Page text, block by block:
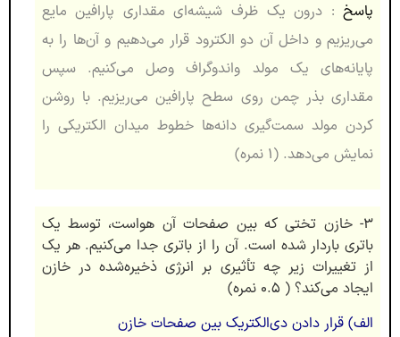
پاسخ: درون یک ظرف شیشه‌ای مقداری پارافین مایع
می‌ریزیم و داخل آن دو الکترود قرار می‌دهیم و آن‌ها را به
پایانه‌های یک مولد واندوگراف وصل می‌کنیم. سپس
مقداری بذر چمن روی سطح پارافین می‌ریزیم. با روشن
کردن مولد سمت‌گیری دانه‌ها خطوط میدان الکتریکی را
نمایش می‌دهد. (۱ نمره)
۳- خازن تختی که بین صفحات آن هواست، توسط یک
باتری باردار شده است. آن را از باتری جدا می‌کنیم. هر یک
از تغییرات زیر چه تأثیری بر انرژی ذخیره‌شده در خازن
ایجاد می‌کند؟ ( ۰.۵ نمره)
الف) قرار دادن دی‌الکتریک بین صفحات خازن